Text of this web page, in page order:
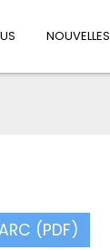
NOUVELLES
(PDF)